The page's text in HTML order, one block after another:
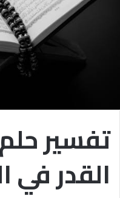
تفسير
القدر في